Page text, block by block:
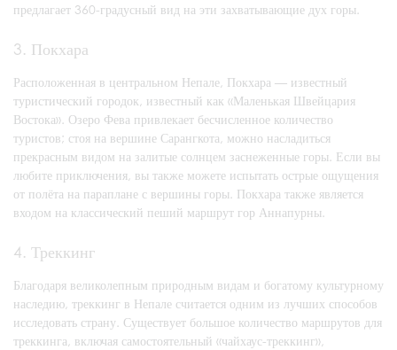
предлагает 360-градусный вид на эти захватывающие дух горы.
3. Покхара
Расположенная в центральном Непале, Покхара — известный
туристический городок, известный как «Маленькая Швейцария
Востока». Озеро Фева привлекает бесчисленное количество
туристов; стоя на вершине Сарангкота, можно насладиться
прекрасным видом на залитые солнцем заснеженные горы. Если вы
любите приключения, вы также можете испытать острые ощущения
от полёта на параплане с вершины горы. Покхара также является
входом на классический пеший маршрут гор Аннапурны.
4. Треккинг
Благодаря великолепным природным видам и богатому культурному
наследию, треккинг в Непале считается одним из лучших способов
исследовать страну. Существует большое количество маршрутов для
треккинга, включая самостоятельный «чайхаус-треккинг»,